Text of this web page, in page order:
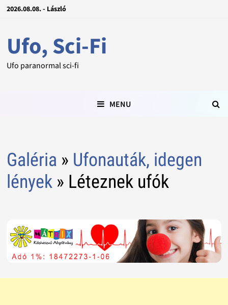
2026.08.08. - László
Ufo, Sci-Fi
Ufo paranormal sci-fi
MENU
Galéria » Ufonauták, idegen
lények» Léteznek ufók